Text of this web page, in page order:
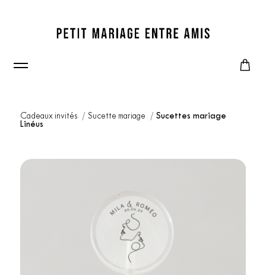
Cadeaux invités Sucette mariage
Sucettes mariage
Linéus